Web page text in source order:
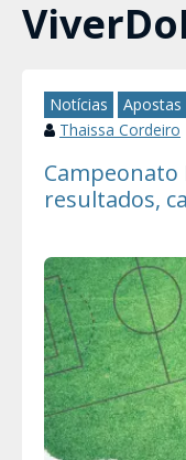
Notícias Apostas
Thaissa Cordeiro
Campeonato
resultados,